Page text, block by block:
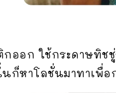
ออก ใช้กระดาษทิ
ก็หาโลชั่นมาทาเพื่อ